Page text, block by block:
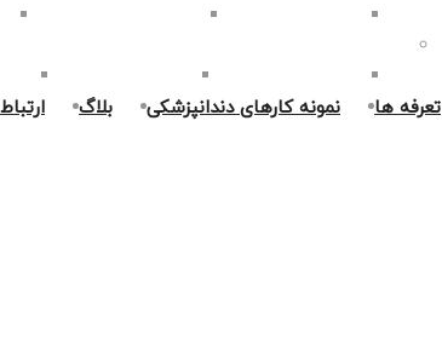
روکش دندان در غرب تهران
اصلاح طرح لبخند در غرب تهران
پر کردن دندان در غرب تهران
جراحی دندان در غرب تهران
تعرفه ها نمونه کارهای دندانپزشکی بلاگ